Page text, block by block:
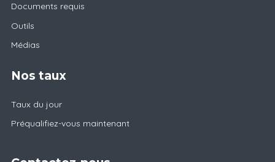
Documents requis
Outils
Médias
Nos taux
Taux du jour
Préqualifiez-vous maintenant